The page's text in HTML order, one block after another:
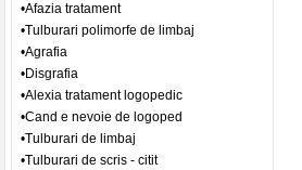
•Afazia tratament
•Tulburari polimorfe de limbaj
•Agrafia
•Disgrafia
•Alexia tratament logopedic
•Cand e nevoie de logoped
•Tulburari de limbaj
•Tulburari de scris - citit